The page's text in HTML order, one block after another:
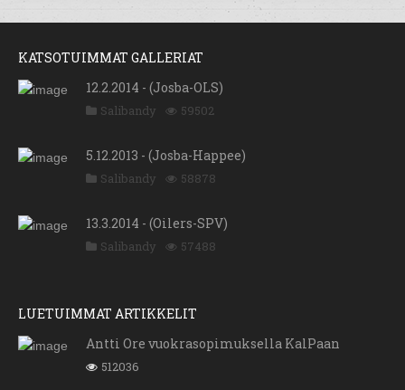
KATSOTUIMMAT GALLERIAT
12.2.2014 - (Josba-OLS)
Salibandy 59502
5.12.2013 - (Josba-Happee)
Salibandy 58878
13.3.2014 - (Oilers-SPV)
Salibandy 57488
LUETUIMMAT ARTIKKELIT
Antti Ore vuokrasopimuksella KalPaan
512036